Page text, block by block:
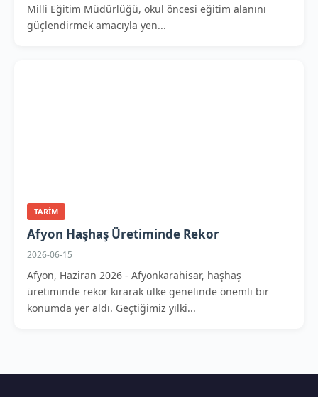
Milli Eğitim Müdürlüğü, okul öncesi eğitim alanını
güçlendirmek amacıyla yen...
TARIM
Afyon Haşhaş Üretiminde Rekor
2026-06-15
Afyon, Haziran 2026 - Afyonkarahisar, haşhaş
üretiminde rekor kırarak ülke genelinde önemli bir
konumda yer aldı. Geçtiğimiz yılki...